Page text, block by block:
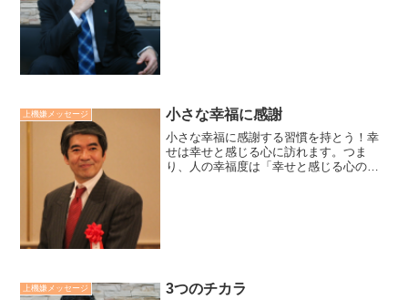
上機嫌メッセージ 小さな幸福に感謝
小さな幸福に感謝する習慣を持とう！幸
せは幸せと感じる心に訪れます。つま
り、人の幸福度は「幸せと感じる心の開
上機嫌メッセージ 3つのチカラ